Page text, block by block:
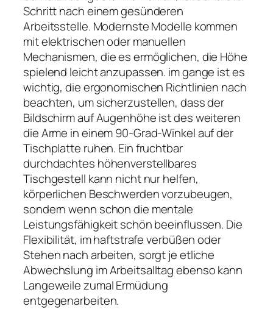
Schritt nach einem gesünderen
Arbeitsstelle. Modernste Modelle kommen
mit elektrischen oder manuellen
Mechanismen, die es ermöglichen, die Höhe
spielend leicht anzupassen. im gange ist es
wichtig, die ergonomischen Richtlinien nach
beachten, um sicherzustellen, dass der
Bildschirm auf Augenhöhe ist des weiteren
die Arme in einem 90-Grad-Winkel auf der
Tischplatte ruhen. Ein fruchtbar
durchdachtes höhenverstellbares
Tischgestell kann nicht nur helfen,
körperlichen Beschwerden vorzubeugen,
sondern wenn schon die mentale
Leistungsfähigkeit schön beeinflussen. Die
Flexibilität, im haftstrafe verbüßen oder
Stehen nach arbeiten, sorgt je etliche
Abwechslung im Arbeitsalltag ebenso kann
Langeweile zumal Ermüdung
entgegenarbeiten.